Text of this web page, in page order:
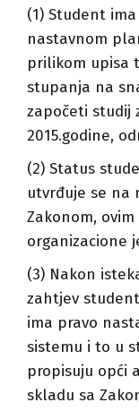
(1) Student
nastavnom
prilikom upisa
stupanja na
započeti studij
2015.godine,
(2) Status
utvrđuje se na
Zakonom,
organizacione
(3) Nakon
zahtjev
ima pravo
sistemu i to u
propisuju opći
skladu sa